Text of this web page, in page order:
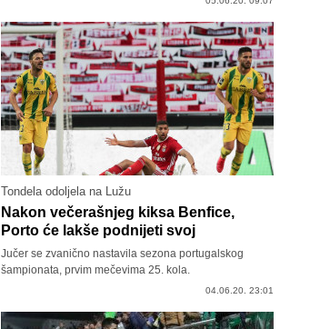
Tondela odoljela na Lužu
Nakon večerašnjeg kiksa Benfice,
Porto će lakše podnijeti svoj
Jučer se zvanično nastavila sezona portugalskog
šampionata, prvim mečevima 25. kola.
04.06.20. 23:01